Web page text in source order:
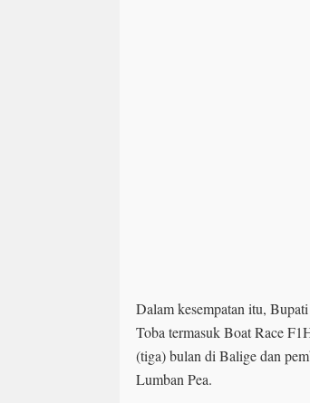
Dalam kesempatan itu,
Toba termasuk Boat Race
(tiga) bulan di Balige dan
Lumban Pea.